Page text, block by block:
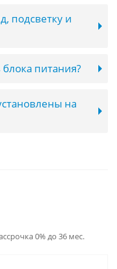
подсветку и
питания?
на
0% до 36 мес.